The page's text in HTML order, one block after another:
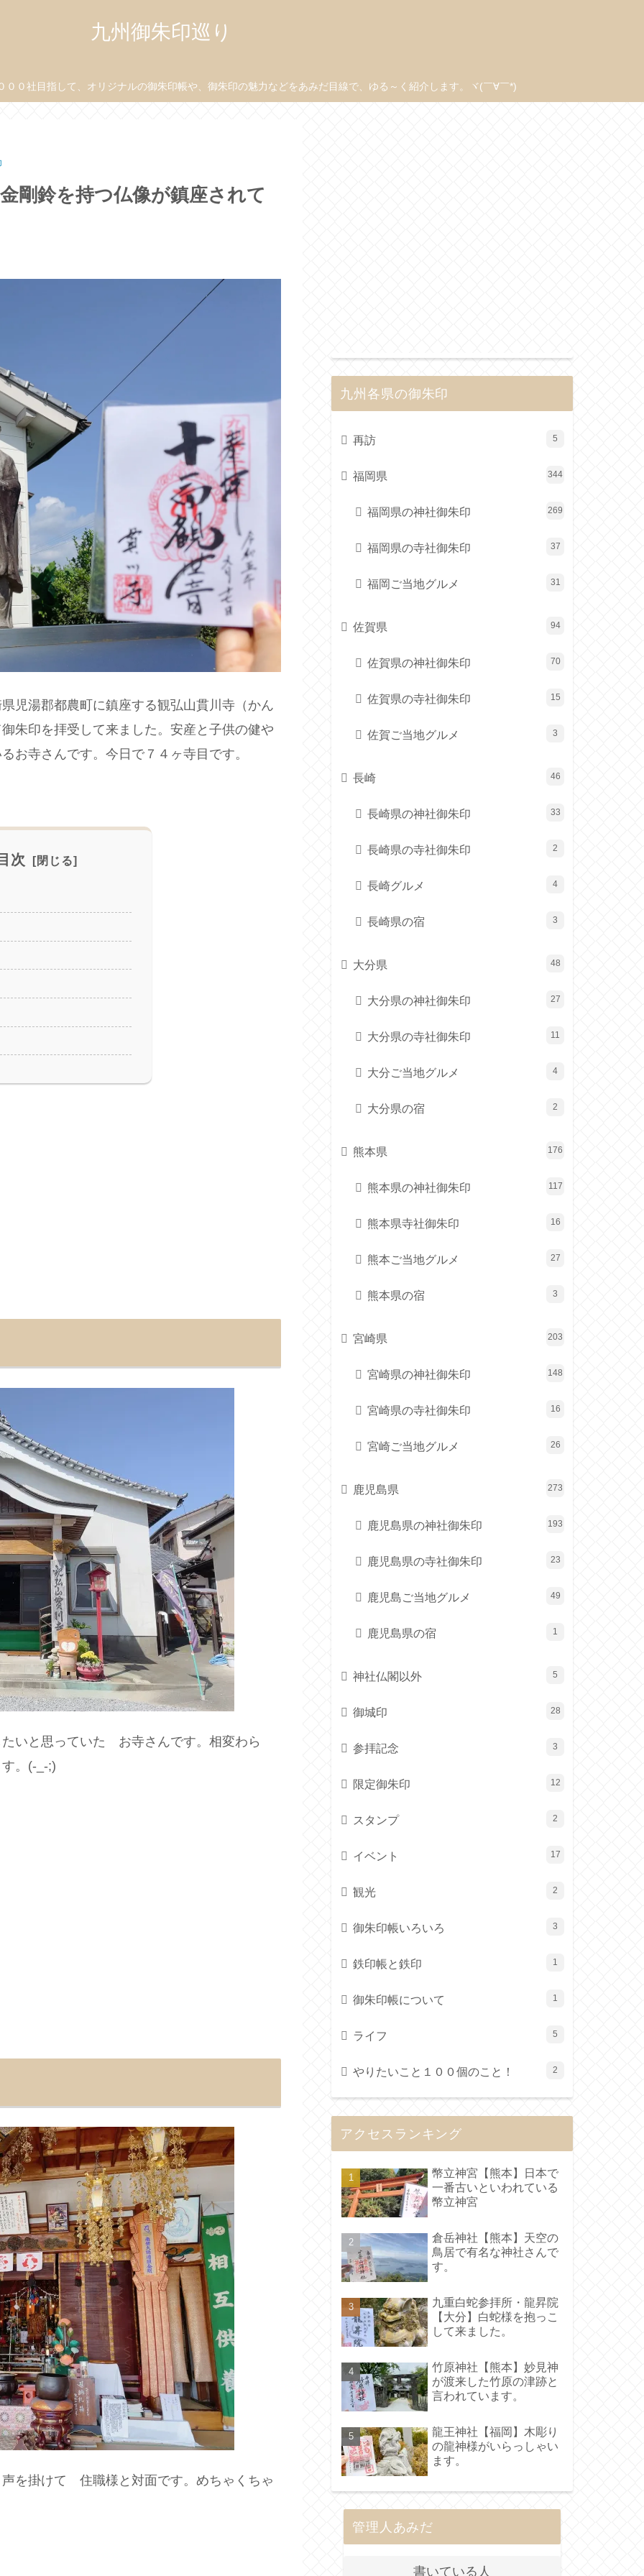
九州御朱印巡り
０社目指して、オリジナルの御朱印帳や、御朱印の魅力などをあみだ目線で、ゆる～く紹介します。ヾ(￣∀￣*)
剛鈴を持つ仏像が鎮座されて
児湯郡都農町に鎮座する観弘山貫川寺（かん
朱印を拝受して来ました。安産と子供の健や
お寺さんです。今日で７４ヶ寺目です。
次
いと思っていた お寺さんです。相変わら
。(-_-;)
を掛けて 住職様と対面です。めちゃくちゃ
九州各県の御朱印
再訪 5
福岡県 344
福岡県の神社御朱印 269
福岡県の寺社御朱印 37
福岡ご当地グルメ 31
佐賀県 94
佐賀県の神社御朱印 70
佐賀県の寺社御朱印 15
佐賀ご当地グルメ 3
長崎 46
長崎県の神社御朱印 33
長崎県の寺社御朱印 2
長崎グルメ 4
長崎県の宿 3
大分県 48
大分県の神社御朱印 27
大分県の寺社御朱印 11
大分ご当地グルメ 4
大分県の宿 2
熊本県 176
熊本県の神社御朱印 117
熊本県寺社御朱印 16
熊本ご当地グルメ 27
熊本県の宿 3
宮崎県 203
宮崎県の神社御朱印 148
宮崎県の寺社御朱印 16
宮崎ご当地グルメ 26
鹿児島県 273
鹿児島県の神社御朱印 193
鹿児島県の寺社御朱印 23
鹿児島ご当地グルメ 49
鹿児島県の宿 1
神社仏閣以外 5
御城印 28
参拝記念 3
限定御朱印 12
スタンプ 2
イベント 17
観光 2
御朱印帳いろいろ 3
鉄印帳と鉄印 1
御朱印帳について 1
ライフ 5
やりたいこと１００個のこと！ 2
アクセスランキング
幣立神宮【熊本】日本で
一番古いといわれている
幣立神宮
倉岳神社【熊本】天空の
鳥居で有名な神社さんで
す。
九重白蛇参拝所・龍昇院
【大分】白蛇様を抱っこ
して来ました。
竹原神社【熊本】妙見神
が渡来した竹原の津跡と
言われています。
龍王神社【福岡】木彫り
の龍神様がいらっしゃい
ます。
管理人あみだ
書いている人